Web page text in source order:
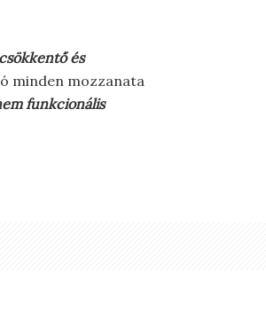
és
minden mozzanata
funkcionális